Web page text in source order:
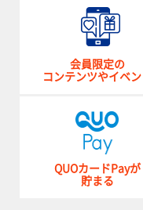
会員限定の
コンテンツやイベン
QUOカードPayが
貯まる